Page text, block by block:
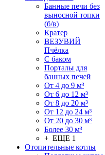
Банные печи без
выносной топки
(б/в)
Кратер
ВЕЗУВИЙ
Пчёлка
С баком
Порталы для
банных печей
От 4 до 9 м³
От 6 до 12 м³
От 8 до 20 м³
От 12 до 24 м³
От 20 до 30 м³
Более 30 м³
+ ЕЩЕ 1
Отопительные котлы